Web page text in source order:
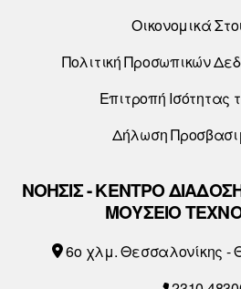
Οικονομικά
Πολιτική Προσωπικών
Επιτροπή
Δήλωση
ΝΟΗΣΙΣ - ΚΕΝΤΡΟ
ΜΟΥΣΕΙΟ
6o χλμ. Θεσσαλονίκης -